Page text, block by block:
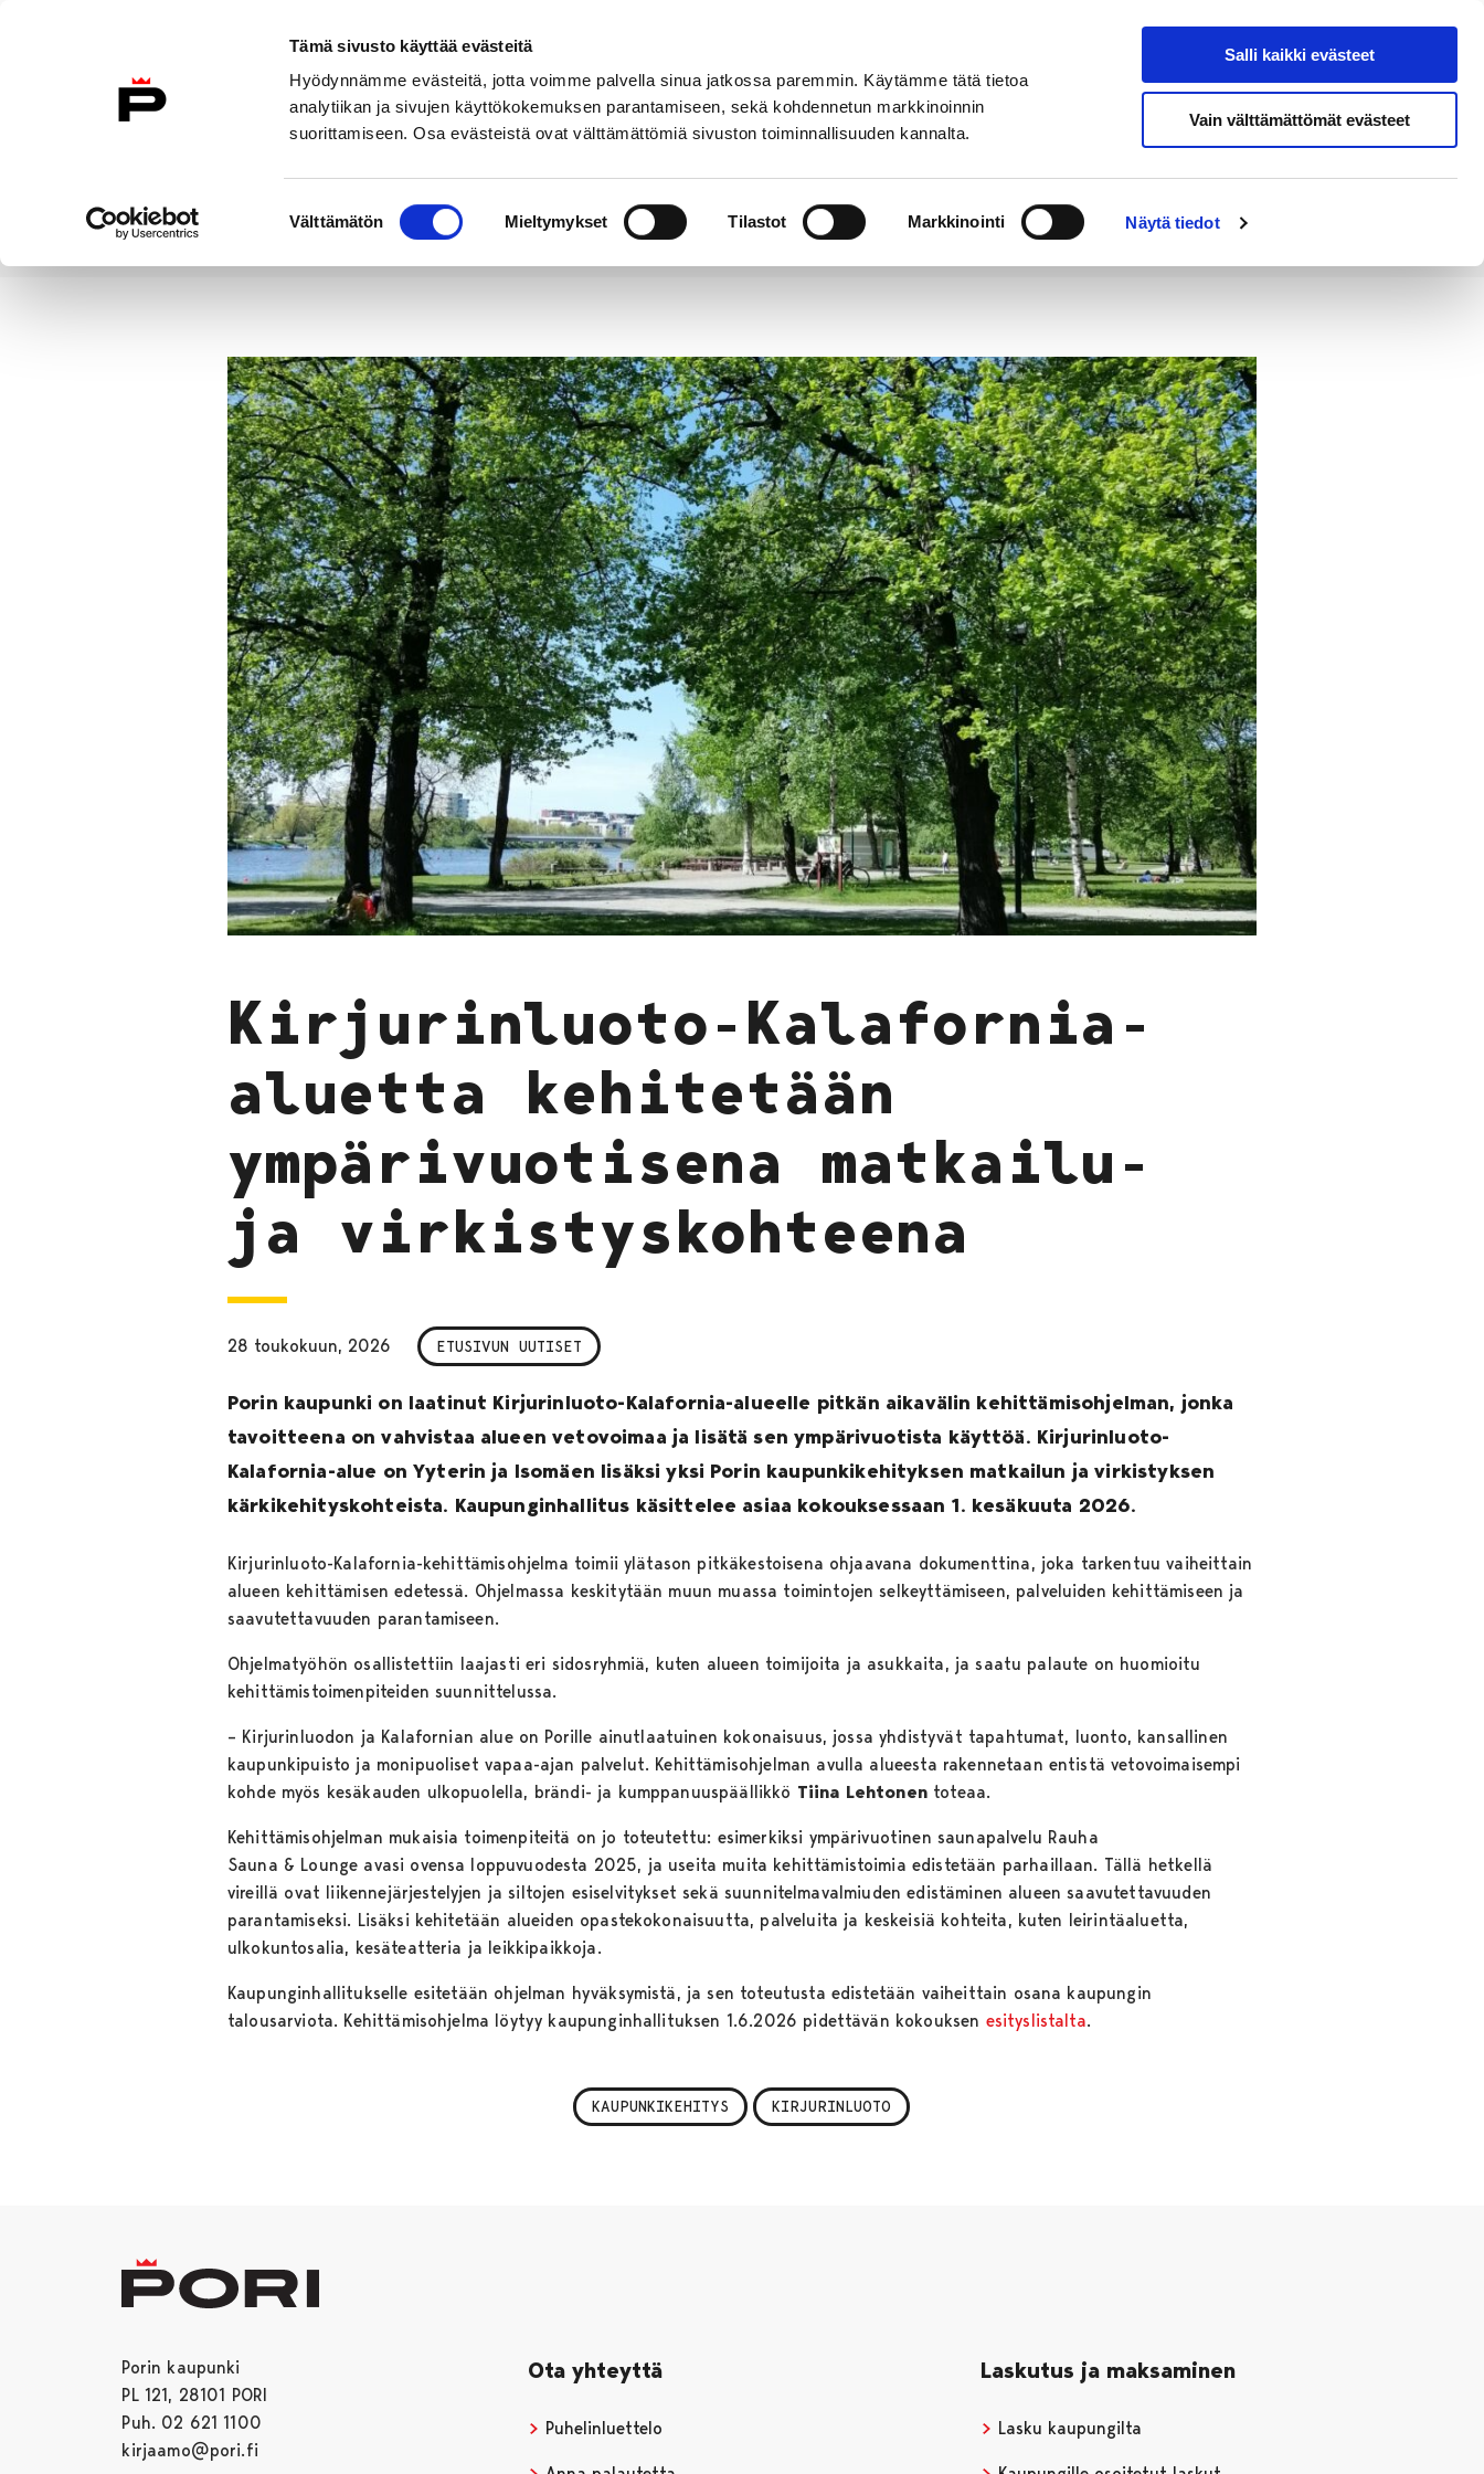
Tämä sivusto käyttää evästeitä
Hyödynnämme evästeitä, jotta voimme palvella sinua jatkossa paremmin. Käytämme tätä tietoa
analytiikan ja sivujen käyttökokemuksen parantamiseen, sekä kohdennetun markkinoinnin
suorittamiseen. Osa evästeistä ovat välttämättömiä sivuston toiminnallisuuden kannalta.
valinta
Välttämätön Mieltymykset Tilastot Markkinointi Näytä tiedot
Salli kaikki evästeet
Vain välttämättömät evästeet
Etusivulle
Hae sivustolta
Etusivu
Kirjurinluoto-Kalafornia-
aluetta kehitetään
ympärivuotisena matkailu-
ja virkistyskohteena
28 toukokuun, 2026 ETUSIVUN UUTISET
Porin kaupunki on laatinut Kirjurinluoto-Kalafornia-alueelle pitkän aikavälin kehittämisohjelman, jonka
tavoitteena on vahvistaa alueen vetovoimaa ja lisätä sen ympärivuotista käyttöä. Kirjurinluoto-
Kalafornia-alue on Yyterin ja Isomäen lisäksi yksi Porin kaupunkikehityksen matkailun ja virkistyksen
kärkikehityskohteista. Kaupunginhallitus käsittelee asiaa kokouksessaan 1. kesäkuuta 2026.
Kirjurinluoto-Kalafornia-kehittämisohjelma toimii ylätason pitkäkestoisena ohjaavana dokumenttina, joka tarkentuu vaiheittain
alueen kehittämisen edetessä. Ohjelmassa keskitytään muun muassa toimintojen selkeyttämiseen, palveluiden kehittämiseen ja
saavutettavuuden parantamiseen.
Ohjelmatyöhön osallistettiin laajasti eri sidosryhmiä, kuten alueen toimijoita ja asukkaita, ja saatu palaute on huomioitu
kehittämistoimenpiteiden suunnittelussa.
– Kirjurinluodon ja Kalafornian alue on Porille ainutlaatuinen kokonaisuus, jossa yhdistyvät tapahtumat, luonto, kansallinen
kaupunkipuisto ja monipuoliset vapaa-ajan palvelut. Kehittämisohjelman avulla alueesta rakennetaan entistä vetovoimaisempi
kohde myös kesäkauden ulkopuolella, brändi- ja kumppanuuspäällikkö Tiina Lehtonentoteaa.
Kehittämisohjelman mukaisia toimenpiteitä on jo toteutettu: esimerkiksi ympärivuotinen saunapalvelu Rauha
Sauna & Lounge avasi ovensa loppuvuodesta 2025, ja useita muita kehittämistoimia edistetään parhaillaan. Tällä hetkellä
vireillä ovat liikennejärjestelyjen ja siltojen esiselvitykset sekä suunnitelmavalmiuden edistäminen alueen saavutettavuuden
parantamiseksi. Lisäksi kehitetään alueiden opastekokonaisuutta, palveluita ja keskeisiä kohteita, kuten leirintäaluetta,
ulkokuntosalia, kesäteatteria ja leikkipaikkoja.
Kaupunginhallitukselle esitetään ohjelman hyväksymistä, ja sen toteutusta edistetään vaiheittain osana kaupungin
talousarviota. Kehittämisohjelma löytyy kaupunginhallituksen 1.6.2026 pidettävän kokouksen esityslistalta.
KAUPUNKIKEHITYS KIRJURINLUOTO
Porin kaupunki
PL 121, 28101 PORI
Puh. 02 621 1100
kirjaamo@pori.fi
Ota yhteyttä
Puhelinluettelo
Laskutus ja maksaminen
Lasku kaupungilta